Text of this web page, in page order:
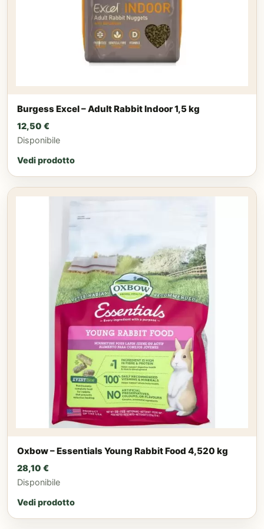
Burgess Excel – Adult Rabbit Indoor 1,5 kg
12,50 €
Disponibile
Vedi prodotto
Oxbow – Essentials Young Rabbit Food 4,520 kg
28,10 €
Disponibile
Vedi prodotto